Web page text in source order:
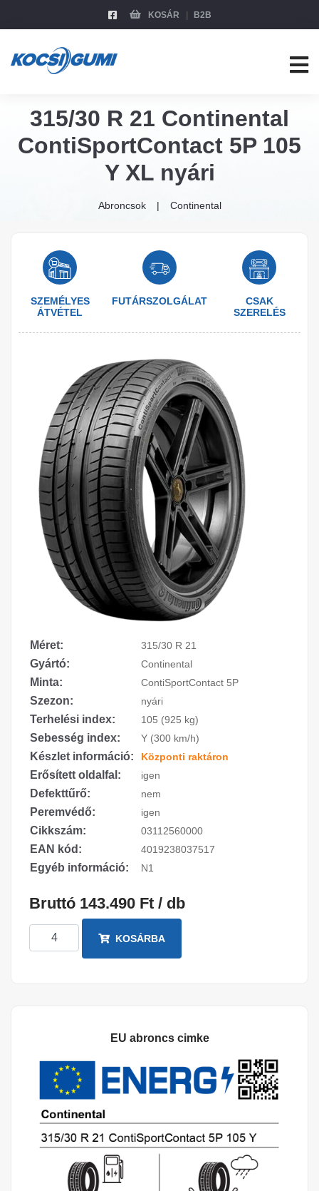
KOSÁR B2B
315/30 R 21 Continental
ContiSportContact 5P 105
Y XL nyári
Abroncsok Continental
SZEMÉLYES
ÁTVÉTEL
FUTÁRSZOLGÁLAT
CSAK
SZERELÉS
Méret: 315/30 R 21
Gyártó: Continental
Minta: ContiSportContact 5P
Szezon: nyári
Terhelési index: 105 (925 kg)
Sebesség index: Y (300 km/h)
Készlet információ: Központi raktáron
Erősített oldalfal: igen
Defekttűrő: nem
Peremvédő: igen
Cikkszám: 03112560000
EAN kód: 4019238037517
Egyéb információ: N1
Bruttó 143.490 Ft / db
KOSÁRBA
EU abroncs cimke